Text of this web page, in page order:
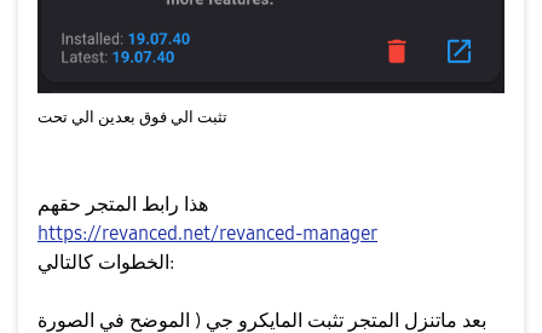
https://revanced.net/revanced-manager
الخطوات كالتالي:
بعد ماتنزل المتجر تثبت المايكرو جي ( الموضح في الصورة